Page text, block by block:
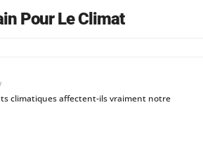
Pour Le Climat
climatiques affectent-ils vraiment notre